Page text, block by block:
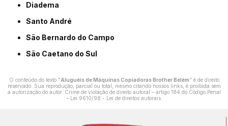
Diadema
Santo André
São Bernardo do Campo
São Caetano do Sul
O conteúdo do texto "Aluguéis de Máquinas Copiadoras Brother Belém" é de direito
reservado. Sua reprodução, parcial ou total, mesmo citando nossos links, é proibida sem
a autorização do autor. Crime de violação de direito autoral – artigo 184 do Código Penal
– Lei 9610/98 - Lei de direitos autorais.